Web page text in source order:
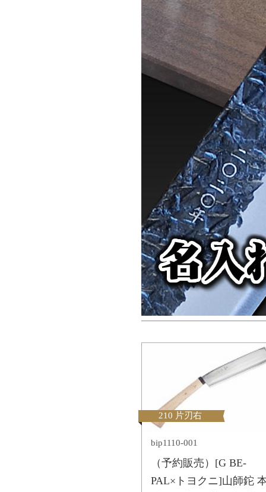
210 片刃右
bip1110-001
（予約販売）[G BE-
PAL×トヨクニ]山師鉈